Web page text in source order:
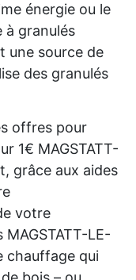
énergie ou le
à granulés
une source de
des granulés
offres pour
1€ MAGSTATT-
grâce aux aides
votre
LE-
chauffage qui